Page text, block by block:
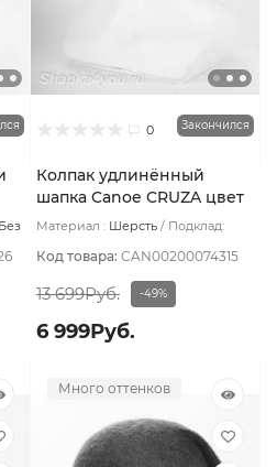
Без
0 Закончился
Колпак удлинённый
шапка Canoe CRUZA цвет
Сиреневый светлый
Материал : Шерсть
Подклад:
Код товара: CAN00200074315
13 699Руб. -49%
6 999Руб.
Много оттенков